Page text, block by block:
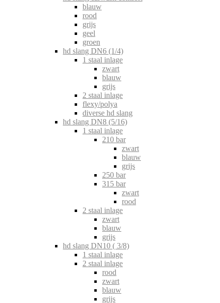
blauw
rood
grijs
geel
groen
hd slang DN6 (1/4)
1 staal inlage
zwart
blauw
grijs
2 staal inlage
flexy/polya
diverse hd slang
hd slang DN8 (5/16)
1 staal inlage
210 bar
zwart
blauw
grijs
250 bar
315 bar
zwart
rood
2 staal inlage
zwart
blauw
grijs
hd slang DN10 ( 3/8)
1 staal inlage
2 staal inlage
rood
zwart
blauw
grijs